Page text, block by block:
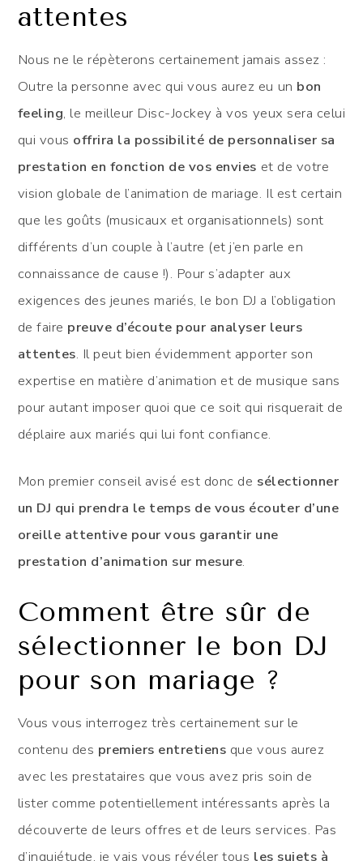
attentes
Nous ne le répèterons certainement jamais assez :
Outre la personne avec qui vous aurez eu un bon
feeling, le meilleur Disc-Jockey à vos yeux sera celui
qui vous offrira la possibilité de personnaliser sa
prestation en fonction de vos envies et de votre
vision globale de l’animation de mariage. Il est certain
que les goûts (musicaux et organisationnels) sont
différents d’un couple à l’autre (et j’en parle en
connaissance de cause !). Pour s’adapter aux
exigences des jeunes mariés, le bon DJ a l’obligation
de faire preuve d’écoute pour analyser leurs
attentes. Il peut bien évidemment apporter son
expertise en matière d’animation et de musique sans
pour autant imposer quoi que ce soit qui risquerait de
déplaire aux mariés qui lui font confiance.
Mon premier conseil avisé est donc de sélectionner
un DJ qui prendra le temps de vous écouter d’une
oreille attentive pour vous garantir une
prestation d’animation sur mesure.
Comment être sûr de
sélectionner le bon DJ
pour son mariage ?
Vous vous interrogez très certainement sur le
contenu des premiers entretiens que vous aurez
avec les prestataires que vous avez pris soin de
lister comme potentiellement intéressants après la
découverte de leurs offres et de leurs services. Pas
d’inquiétude, je vais vous révéler tous les sujets à